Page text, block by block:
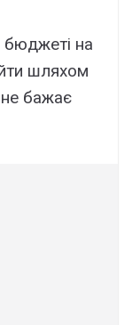
бюджеті на
шляхом
бажає